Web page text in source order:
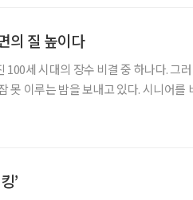
의 질 높이다
100세 시대의 장수 비결 중 하나다. 그
못 이루는 밤을 보내고 있다. 시니어를
’